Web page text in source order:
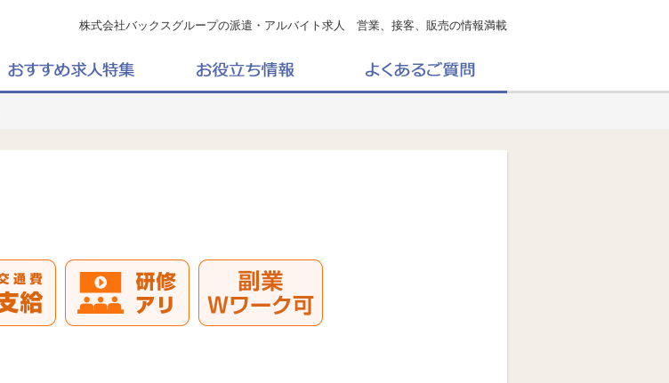
株式会社バックスグループの派遣・アルバイト求人 営業、接客、販売の情報満載